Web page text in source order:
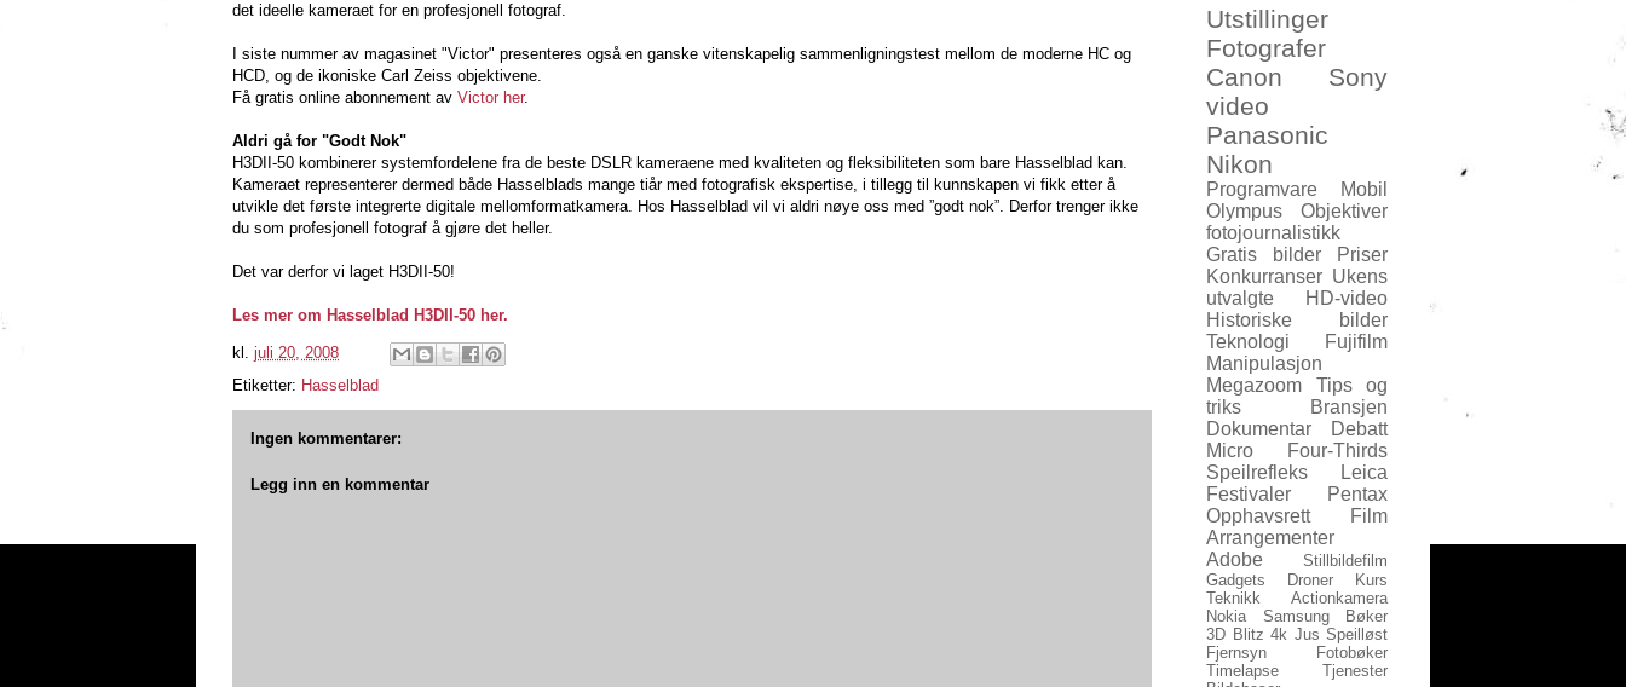
det ideelle kameraet for en profesjonell fotograf.
I siste nummer av magasinet "Victor" presenteres også en ganske vitenskapelig sammenligningstest mellom de moderne HC og
HCD, og de ikoniske Carl Zeiss objektivene.
Få gratis online abonnement av Victor her.
Aldri gå for "Godt Nok"
H3DII-50 kombinerer systemfordelene fra de beste DSLR kameraene med kvaliteten og fleksibiliteten som bare Hasselblad kan.
Kameraet representerer dermed både Hasselblads mange tiår med fotografisk ekspertise, i tillegg til kunnskapen vi fikk etter å
utvikle det første integrerte digitale mellomformatkamera. Hos Hasselblad vil vi aldri nøye oss med ”godt nok”. Derfor trenger ikke
du som profesjonell fotograf å gjøre det heller.
Det var derfor vi laget H3DII-50!
Les mer om Hasselblad H3DII-50 her.
kl. juli 20, 2008
Etiketter: Hasselblad
Ingen kommentarer:
Legg inn en kommentar
Utstillinger
Fotografer
Canon
Sony
video
Panasonic
Nikon
Programvare
Mobil
Olympus
Objektiver
fotojournalistikk
Gratis bilder
Priser
Konkurranser Ukens
utvalgte
HD-video
Historiske bilder
Teknologi
Fujifilm
Manipulasjon
Megazoom
Tips og
triks
Bransjen
Dokumentar
Debatt
Micro Four-Thirds
Speilrefleks
Leica
Festivaler
Pentax
Opphavsrett
Film
Arrangementer
Adobe
Stillbildefilm
Gadgets
Droner
Kurs
Teknikk
Actionkamera
Nokia
Samsung
Bøker
3D Blitz 4k Jus Speilløst
Fjernsyn
Fotobøker
Timelapse
Tjenester